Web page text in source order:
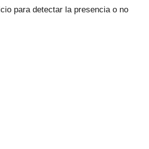
para detectar la presencia o no